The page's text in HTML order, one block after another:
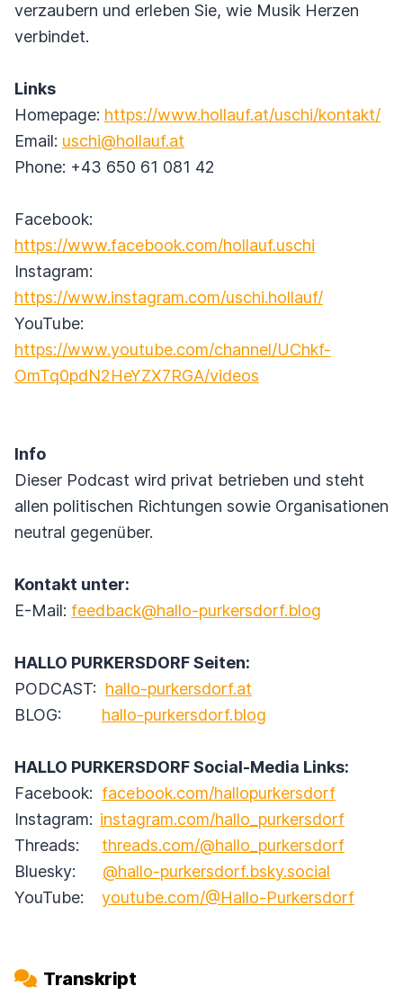
verzaubern und erleben Sie, wie Musik Herzen
verbindet.
Links
Homepage: https://www.hollauf.at/uschi/kontakt/
Email: uschi@hollauf.at
Phone: +43 650 61 081 42
Facebook:
https://www.facebook.com/hollauf.uschi
Instagram:
https://www.instagram.com/uschi.hollauf/
YouTube:
https://www.youtube.com/channel/UChkf-
OmTq0pdN2HeYZX7RGA/videos
Info
Dieser Podcast wird privat betrieben und steht
allen politischen Richtungen sowie Organisationen
neutral gegenüber.
Kontakt unter:
E-Mail: feedback@hallo-purkersdorf.blog
HALLO PURKERSDORF Seiten:
PODCAST: hallo-purkersdorf.at
BLOG: hallo-purkersdorf.blog
HALLO PURKERSDORF Social-Media Links:
Facebook: facebook.com/hallopurkersdorf
Instagram: instagram.com/hallo_purkersdorf
Threads: threads.com/@hallo_purkersdorf
Bluesky: @hallo-purkersdorf.bsky.social
YouTube: youtube.com/@Hallo-Purkersdorf
Transkript